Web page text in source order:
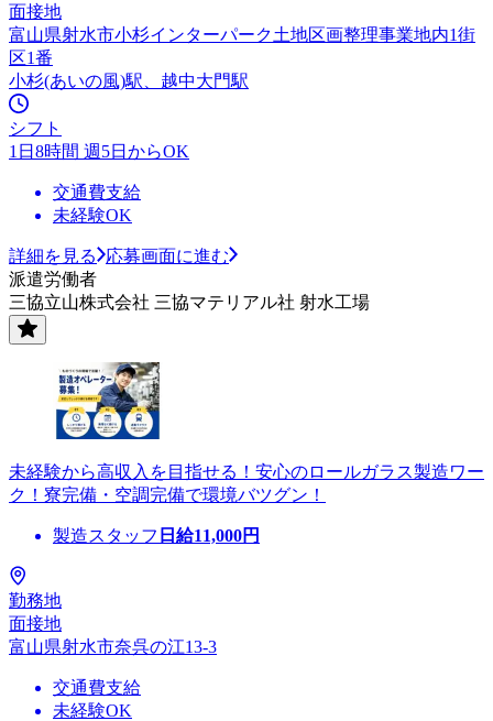
面接地
富山県射水市小杉インターパーク土地区画整理事業地内1街
区1番
小杉(あいの風)駅、越中大門駅
シフト
1日8時間 週5日からOK
交通費支給
未経験OK
詳細を見る
応募画面に進む
派遣労働者
三協立山株式会社 三協マテリアル社 射水工場
未経験から高収入を目指せる！安心のロールガラス製造ワー
ク！寮完備・空調完備で環境バツグン！
製造スタッフ 日給11,000円
勤務地
面接地
富山県射水市奈呉の江13-3
交通費支給
未経験OK